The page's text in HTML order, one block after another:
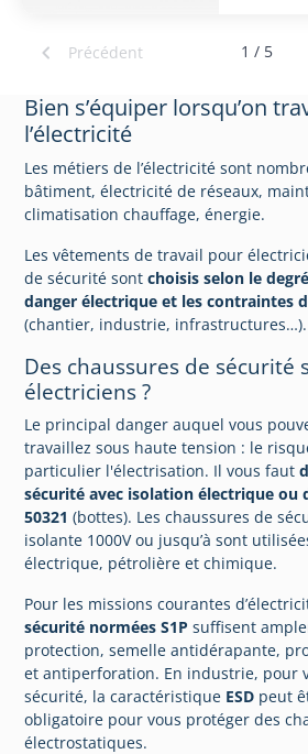
 Précédent 1 / 5
Bien s’équiper lorsqu’on
l’électricité
Les métiers de l’électricité sont
bâtiment, électricité de réseaux,
climatisation chauffage, énergie.
Les vêtements de travail pour
de sécurité sontchoisis selon le
danger électrique et les contraintes
(chantier, industrie, infrastructures…).
Des chaussures de sécurité
électriciens ?
Le principal danger auquel vous
travaillez sous haute tension : le
particulier l'électrisation. Il vous faut
sécurité avec isolation électrique ou
50321 (bottes). Les chaussures de
isolante 1000V ou jusqu’à sont
électrique, pétrolière et chimique.
Pour les missions courantes
sécurité normées S1P suffisent
protection, semelle antidérapante,
et antiperforation. En industrie, pour
sécurité, la caractéristique ESD peut
obligatoire pour vous protéger des
électrostatiques.